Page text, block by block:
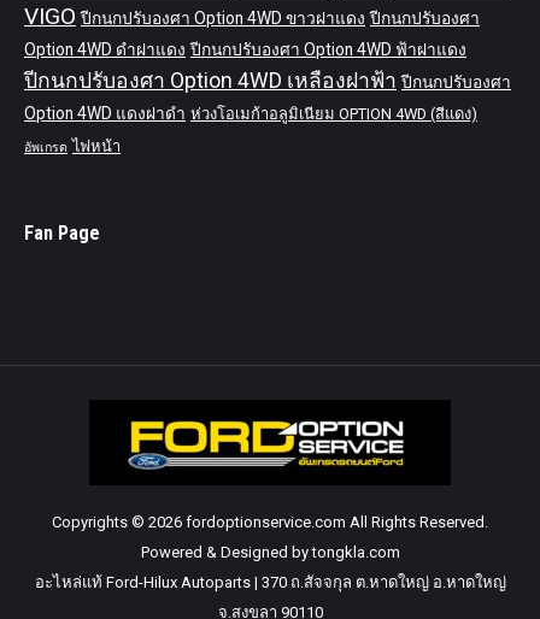
VIGO ปีกนกปรับองศา Option 4WD ขาวฝาแดง ปีกนกปรับองศา
Option 4WD ดำฝาแดง ปีกนกปรับองศา Option 4WD ฟ้าฝาแดง
ปีกนกปรับองศา Option 4WD เหลืองฝาฟ้า ปีกนกปรับองศา
Option 4WD แดงฝาดำ ห่วงโอเมก้าอลูมิเนียม OPTION 4WD (สีแดง)
อัพเกรด ไฟหน้า
Fan Page
Copyrights © 2026 fordoptionservice.com All Rights Reserved.
Powered & Designed by tongkla.com
อะไหล่แท้ Ford-Hilux Autoparts | 370 ถ.สัจจกุล ต.หาดใหญ่ อ.หาดใหญ่
จ.สงขลา 90110